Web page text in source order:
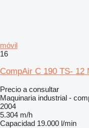
móvil
16
CompAir C 190 TS- 12
Precio a consultar
Maquinaria industrial -
2004
5.304 m/h
Capacidad 19.000 l/min